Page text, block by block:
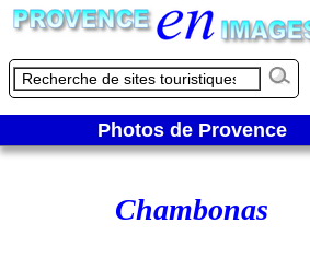
Photos de Provence
Chambonas